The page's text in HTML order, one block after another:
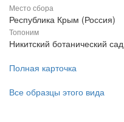
Место сбора
Республика Крым (Россия)
Топоним
Никитский ботанический сад
Полная карточка
Все образцы этого вида